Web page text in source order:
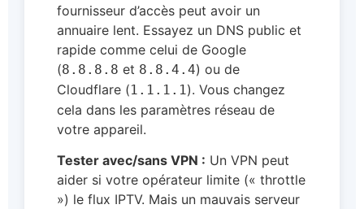
fournisseur d’accès peut avoir un
annuaire lent. Essayez un DNS public et
rapide comme celui de Google
(8.8.8.8 et 8.8.4.4) ou de
Cloudflare (1.1.1.1 ). Vous changez
cela dans les paramètres réseau de
votre appareil.
Tester avec/sans VPN : Un VPN peut
aider si votre opérateur limite (« throttle
») le flux IPTV. Mais un mauvais serveur